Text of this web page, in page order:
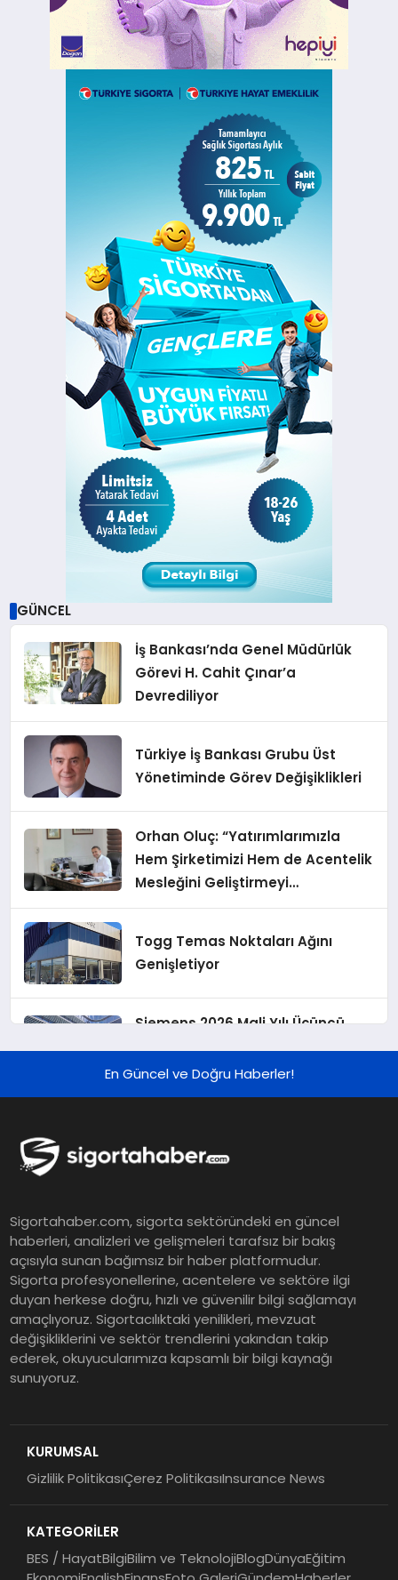
GÜNCEL
İş Bankası’nda Genel Müdürlük
Görevi H. Cahit Çınar’a
Devrediliyor
Türkiye İş Bankası Grubu Üst
Yönetiminde Görev Değişiklikleri
Orhan Oluç: “Yatırımlarımızla
Hem Şirketimizi Hem de Acentelik
Mesleğini Geliştirmeyi
Hedefliyoruz”
Togg Temas Noktaları Ağını
Genişletiyor
Siemens 2026 Mali Yılı Üçüncü
Yükseltilen EPS Beklentisi
Finansal Sonuçlarını Açıkladı
Murat Bilim, ANA Sigorta Satış
Grup Müdürü Olarak Atandı
Tasarruf tercihi bölünüyor:
Mevduat kısa vadeyi, koruma
ürünleri uzun vadeyi tutuyor
ING Türkiye 2026 Yılının İlk
En Güncel ve Doğru Haberler!
Sigortahaber.com, sigorta sektöründeki en güncel
haberleri, analizleri ve gelişmeleri tarafsız bir bakış
açısıyla sunan bağımsız bir haber platformudur.
Sigorta profesyonellerine, acentelere ve sektöre ilgi
duyan herkese doğru, hızlı ve güvenilir bilgi sağlamayı
amaçlıyoruz. Sigortacılıktaki yenilikleri, mevzuat
değişikliklerini ve sektör trendlerini yakından takip
ederek, okuyucularımıza kapsamlı bir bilgi kaynağı
sunuyoruz.
KURUMSAL
Gizlilik PolitikasıÇerez PolitikasıInsurance News
KATEGORİLER
BES / HayatBilgiBilim ve TeknolojiBlogDünyaEğitim